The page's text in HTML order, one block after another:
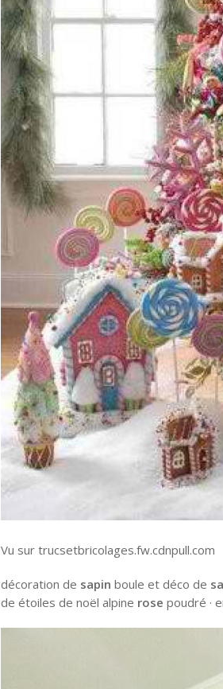
Vu sur trucsetbricolages.fw.cdnpull.com
décoration de sapin boule et déco de
de étoiles de noël alpine rose poudré ·